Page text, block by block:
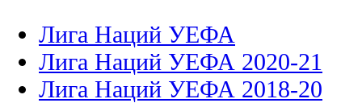
Лига Наций УЕФА
Лига Наций УЕФА 2020-21
Лига Наций УЕФА 2018-20